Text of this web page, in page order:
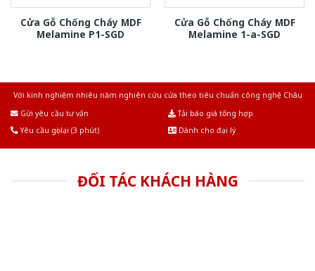
Cửa Gỗ Chống Cháy MDF
Melamine P1-SGD
Cửa Gỗ Chống Cháy MDF
Melamine 1-a-SGD
Với kinh nghiệm nhiêu năm nghiên cứu cửa theo tiêu chuẩn công nghệ Châu
Gửi yêu cầu tư vấn
Tải báo giá tổng hợp
Yêu cầu gọi lại (3 phút)
Dành cho đại lý
ĐỐI TÁC KHÁCH HÀNG